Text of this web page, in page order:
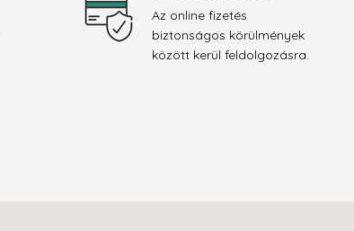
Az online fizetés
biztonságos körülmények
között kerül feldolgozásra.